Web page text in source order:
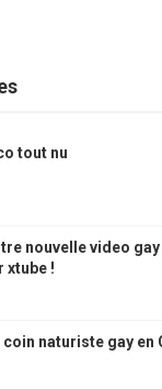
tout nu
nouvelle video
xtube !
coin naturiste gay en